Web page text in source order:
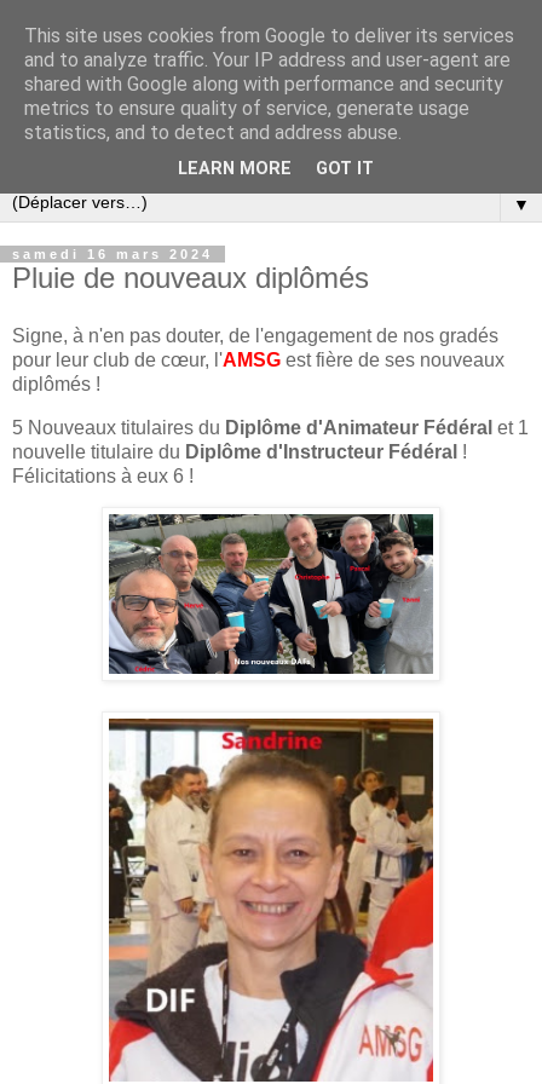
▼
samedi 16 mars 2024
Pluie de nouveaux diplômés
Signe, à n'en pas douter, de l'engagement de nos gradés
pour leur club de cœur, l'AMSG est fière de ses nouveaux
diplômés !
5 Nouveaux titulaires du Diplôme d'Animateur Fédéral et 1
nouvelle titulaire du Diplôme d'Instructeur Fédéral !
Félicitations à eux 6 !
This site uses cookies from Google to deliver its services
and to analyze traffic. Your IP address and user-agent are
shared with Google along with performance and security
metrics to ensure quality of service, generate usage
statistics, and to detect and address abuse.
LEARN MORE GOT IT